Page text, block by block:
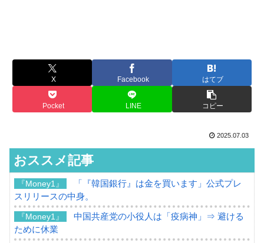
X Facebook はてブ
Pocket LINE コピー
2025.07.03
おススメ記事
『Money1』
「『韓国銀行』は金を買います」公式プレ
スリリースの中身。
『Money1』
中国共産党の小役人は「疫病神」⇒ 避ける
ために休業